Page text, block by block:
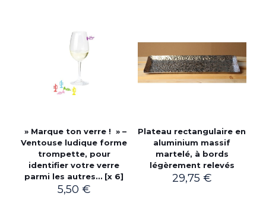
» Marque ton verre ! » –
Ventouse ludique forme
trompette, pour
identifier votre verre
parmi les autres… [x 6]
5,50 €
Plateau rectangulaire en
aluminium massif
martelé, à bords
légèrement relevés
29,75 €